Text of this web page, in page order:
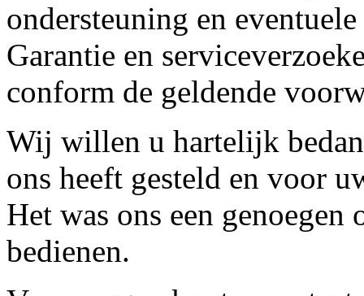
ondersteuning en
Garantie en
conform de geldende
Wij willen u hartelijk
ons heeft gesteld en voor
Het was ons een
bedienen.